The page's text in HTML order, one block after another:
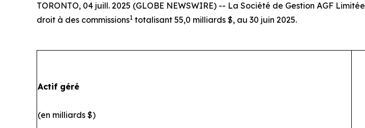
TORONTO, 04 juill. 2025 (GLOBE NEWSWIRE) -- La Société de Gestion AGF
droit à des commissions1 totalisant 55,0 milliards $, au 30 juin 2025.
Actif géré
(en milliards $)